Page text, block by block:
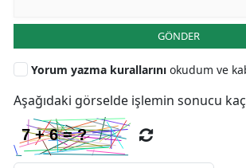
GÖNDER
Yorum yazma kurallarını okudum ve
Aşağıdaki görselde işlemin sonucu